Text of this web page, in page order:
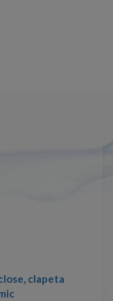
clapeta